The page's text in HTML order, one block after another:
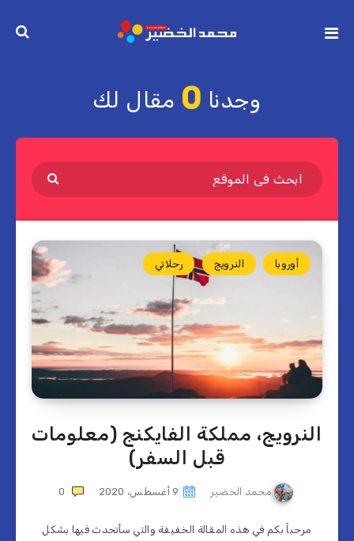
وجدنا 0 مقال لك
أوروبا النرويج رحلاتي
النرويج، مملكة الفايكنج (معلومات
قبل السفر)
محمد الخضير 9 أغسطس، 2020 0
مرحباً بكم في هذه المقالة الخفيفة والتي سأتحدث فيها بشكل